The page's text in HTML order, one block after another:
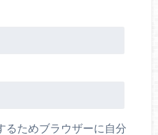
るためブラウザーに自分